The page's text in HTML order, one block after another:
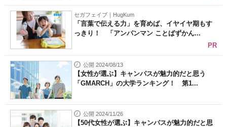
セガフェイブ｜HugKum
「言葉で伝える力」を育めば、イヤイヤ期もす
っきり！ 「アンパンマン ことばずかん...
PR
公開 2024/08/13
【女性が選ぶ】キャンパスが魅力的だと思う
「GMARCH」の大学ランキング！ 第1...
公開 2024/11/26
【50代女性が選ぶ】キャンパスが魅力的だと思